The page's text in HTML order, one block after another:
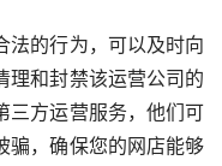
法的行为，可以及时向
理和封禁该运营公司的
三方运营服务，他们可
骗，确保您的网店能够